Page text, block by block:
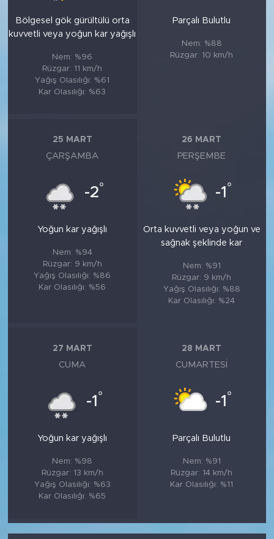
Bölgesel gök gürültülü orta
kuvvetli veya yoğun kar yağışlı
Nem: %96
Rüzgar: 11 km/h
Yağış Olasılığı: %61
Kar Olasılığı: %63
Parçalı Bulutlu
Nem: %88
Rüzgar: 10 km/h
25 MART
ÇARŞAMBA
-2°
Yoğun kar yağışlı
Nem: %94
Rüzgar: 9 km/h
Yağış Olasılığı: %86
Kar Olasılığı: %56
26 MART
PERŞEMBE
-1 °
Orta kuvvetli veya yoğun ve
sağnak şeklinde kar
Nem: %91
Rüzgar: 9 km/h
Yağış Olasılığı: %88
Kar Olasılığı: %24
27 MART
CUMA
-1 °
Yoğun kar yağışlı
Nem: %98
Rüzgar: 13 km/h
Yağış Olasılığı: %63
Kar Olasılığı: %65
28 MART
CUMARTESI
-1 °
Parçalı Bulutlu
Nem: %91
Rüzgar: 14 km/h
Kar Olasılığı: %11